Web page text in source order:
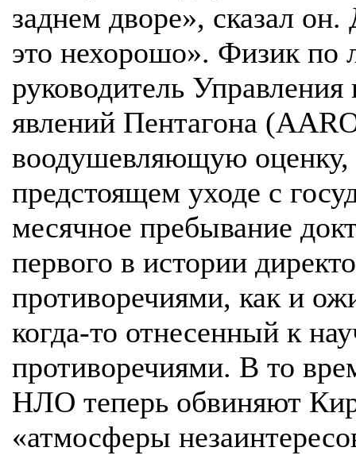
заднем дворе», сказал
это нехорошо». Физик по
руководитель
явлений Пентагона
воодушевляющую оценку,
предстоящем уходе с
месячное пребывание
первого в истории
противоречиями, как и
когда-то отнесенный к
противоречиями. В то
НЛО теперь обвиняют
«атмосферы